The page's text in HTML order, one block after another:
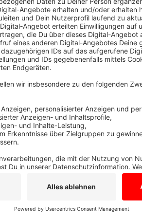
Ab dann fahren auch die Busse wieder
Hafenstraße zwischen Albersloher Weg
Wasserrohrbruch unterspült worden.
kommendes Jahr geplante größere
Anzeige
Wegen der Reparaturarbeiten ist die
Verschiedene Buslinien werden
Anzeige